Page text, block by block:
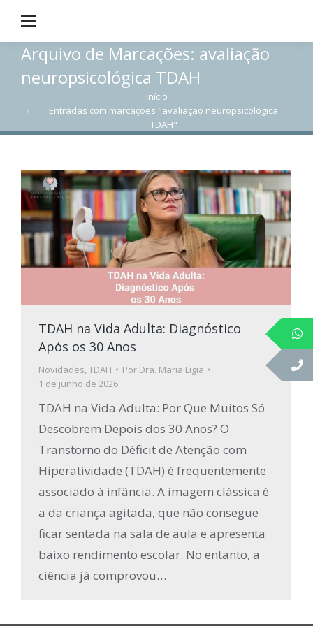
Arquivo de Marcações: avaliação
neuropsicológica TDAH
Início
Entradas com marcações "avaliação neuropsicológica
TDAH"
TDAH na Vida Adulta: Diagnóstico
Após os 30 Anos
Novidades TDAH Por Dra. Maria Ligia
1 de junho de 2026
TDAH na Vida Adulta: Por Que Muitos Só
Descobrem Depois dos 30 Anos? O
Transtorno do Déficit de Atenção com
Hiperatividade (TDAH) é frequentemente
associado à infância. A imagem clássica é
a da criança agitada, que não consegue
ficar sentada na sala de aula e apresenta
baixo rendimento escolar. No entanto, a
ciência já comprovou…